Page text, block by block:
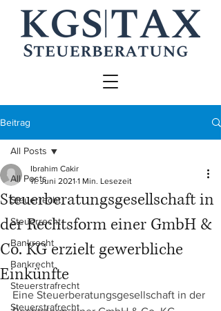
Beitrag
All Posts
Steuerrecht
Steuerrecht
Bankrecht
Bankrecht
Steuerstrafrecht
Steuerstrafrecht
All Posts
Steuerberatungsgesellschaft in
der Rechtsform einer GmbH &
Co. KG erzielt gewerbliche
Einkünfte
Ibrahim Cakir
11. Juni 2021 1 Min. Lesezeit
Eine Steuerberatungsgesellschaft in der